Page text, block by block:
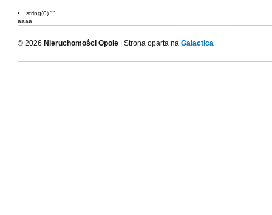
string(0) ""
aaaa
© 2026 Nieruchomości Opole | Strona oparta na Galactica